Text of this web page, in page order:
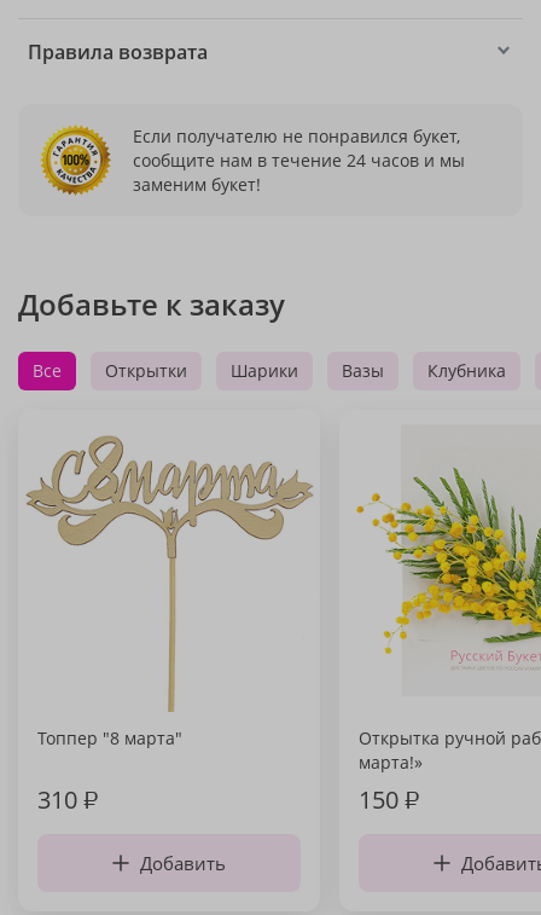
Правила возврата
Если получателю не понравился букет,
сообщите нам в течение 24 часов и мы
заменим букет!
Добавьте к заказу
Все Открытки Шарики Вазы Клубника
Топпер "8 марта"
310₽
Добавить
Открытка ручной
марта!»
150₽